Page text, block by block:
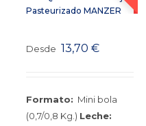
Pasteurizado MANZER
Desde 13,70€
Formato: Mini bola
(0,7/0,8 Kg.) Leche: